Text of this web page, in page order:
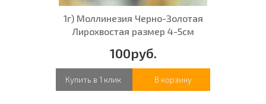
1г) Моллинезия Черно-Золотая
Лирохвостая размер 4-5см
100руб.
Купить в 1 клик В корзину